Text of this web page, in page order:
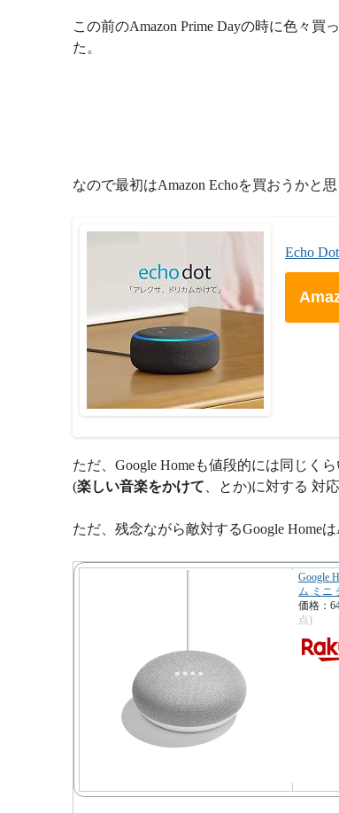
この前のAmazon Prime Dayの時に色々
た。
なので最初はAmazon Echoを買おうかと思
Echo
ただ、Google Homeも値段的には同じく
(楽しい音楽をかけて 、とか)に対する 対
ただ、残念ながら敵対するGoogle Home
Google
ム ミニ
価格：
点)